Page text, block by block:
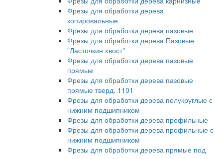
Фрезы для обработки дерева
копировальные
Фрезы для обработки дерева пазовые
Фрезы для обработки дерева Пазовые
"Ласточкин хвост"
Фрезы для обработки дерева пазовые
прямые
Фрезы для обработки дерева пазовые
прямые тверд. 1101
Фрезы для обработки дерева полукруглые с
нижним подшипником
Фрезы для обработки дерева профильные
Фрезы для обработки дерева профильные с
нижним подшипником
Фрезы для обработки дерева прямые под